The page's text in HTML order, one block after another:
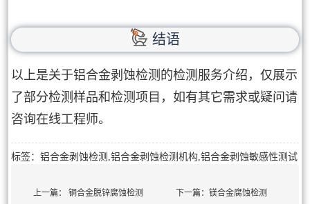
结语
以上是关于铝合金剥蚀检测的检测服务介绍，仅展示
了部分检测样品和检测项目，如有其它需求或疑问请
咨询在线工程师。
标签：铝合金剥蚀检测,铝合金剥蚀检测机构,铝合金剥蚀敏感性测试
上一篇：铜合金脱锌腐蚀检测 下一篇：镁合金腐蚀检测